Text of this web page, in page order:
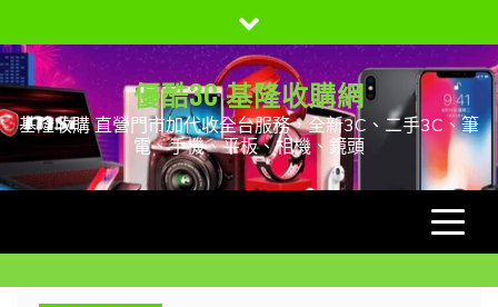
to
content
優酷3C 基隆收購網
基隆收購 直營門市加代收全台服務，全新3C、二手3C、筆
電、手機、平板、相機、鏡頭